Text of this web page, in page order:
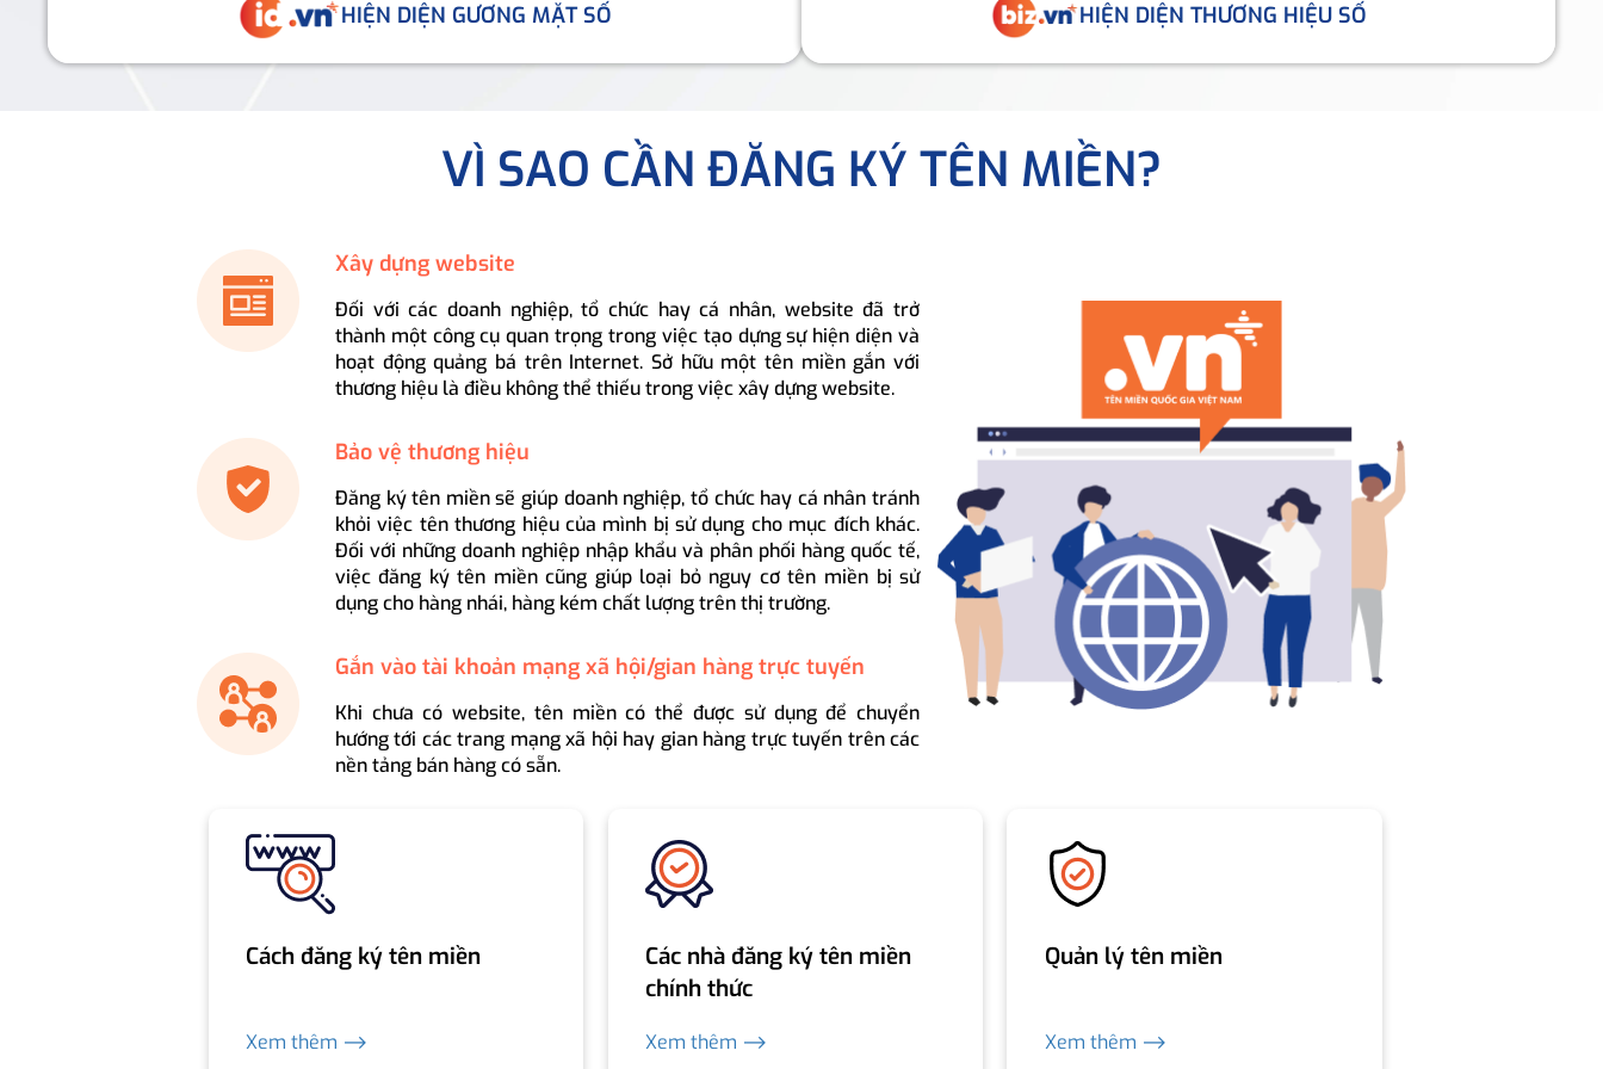
HIỆN DIỆN GƯƠNG MẶT SỐ HIỆN DIỆN THƯƠNG HIỆU SỐ
VÌ SAO CẦN ĐĂNG KÝ TÊN MIỀN?
Xây dựng website
Đối với các doanh nghiệp, tổ chức hay cá nhân, website đã trở
thành một công cụ quan trọng trong việc tạo dựng sự hiện diện và
hoạt động quảng bá trên Internet. Sở hữu một tên miền gắn với
thương hiệu là điều không thể thiếu trong việc xây dựng website.
Bảo vệ thương hiệu
Đăng ký tên miền sẽ giúp doanh nghiệp, tổ chức hay cá nhân tránh
khỏi việc tên thương hiệu của mình bị sử dụng cho mục đích khác.
Đối với những doanh nghiệp nhập khẩu và phân phối hàng quốc tế,
việc đăng ký tên miền cũng giúp loại bỏ nguy cơ tên miền bị sử
dụng cho hàng nhái, hàng kém chất lượng trên thị trường.
Gắn vào tài khoản mạng xã hội/gian hàng trực tuyến
Khi chưa có website, tên miền có thể được sử dụng để chuyển
hướng tới các trang mạng xã hội hay gian hàng trực tuyến trên các
nền tảng bán hàng có sẵn.
Cách đăng ký tên miền
Xem thêm ⟶
Các nhà đăng ký tên miền
chính thức
Xem thêm ⟶
Quản lý tên miền
Xem thêm ⟶